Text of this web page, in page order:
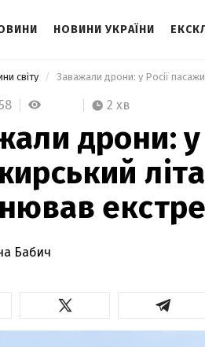
НОВИНИ УКРАЇНИ
світу
2 хв
дрони: у
Бабич